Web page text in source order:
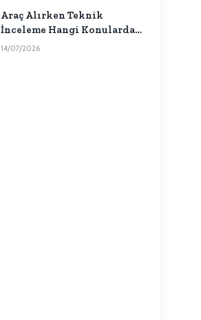
Araç Alırken Teknik
İnceleme Hangi Konularda
Fikir Verebilir?
14/07/2026